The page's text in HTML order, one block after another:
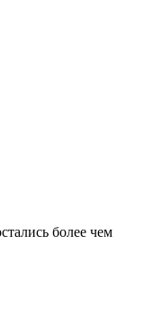
более чем